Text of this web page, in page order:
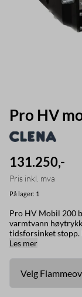
Pro HV
131.250,-
Pris inkl. mva
På lager: 1
Pro HV Mobil 200
varmtvann
tidsforsinket stopp.
dekkplater.
Dette er en
Les mer